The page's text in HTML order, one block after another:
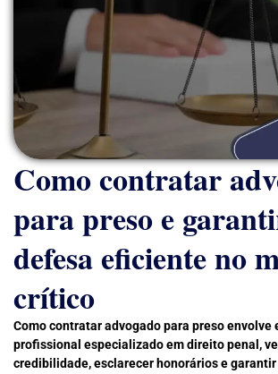
Como contratar
para preso e
defesa eficiente no
crítico
Como contratar advogado para preso envolve
profissional especializado em direito penal,
credibilidade, esclarecer honorários e